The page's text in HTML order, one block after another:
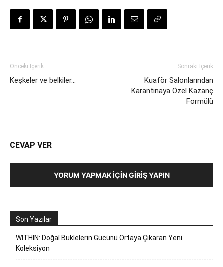
Önceki İçerik
Keşkeler ve belkiler…
Sonraki İçerik
Kuaför Salonlarından
Karantinaya Özel Kazanç
Formülü
CEVAP VER
YORUM YAPMAK İÇIN GIRIŞ YAPIN
Son Yazılar
WITHIN: Doğal Buklelerin Gücünü Ortaya Çıkaran Yeni
Koleksiyon